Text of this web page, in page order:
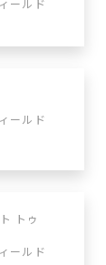
ールド
ールド
トゥ
ールド